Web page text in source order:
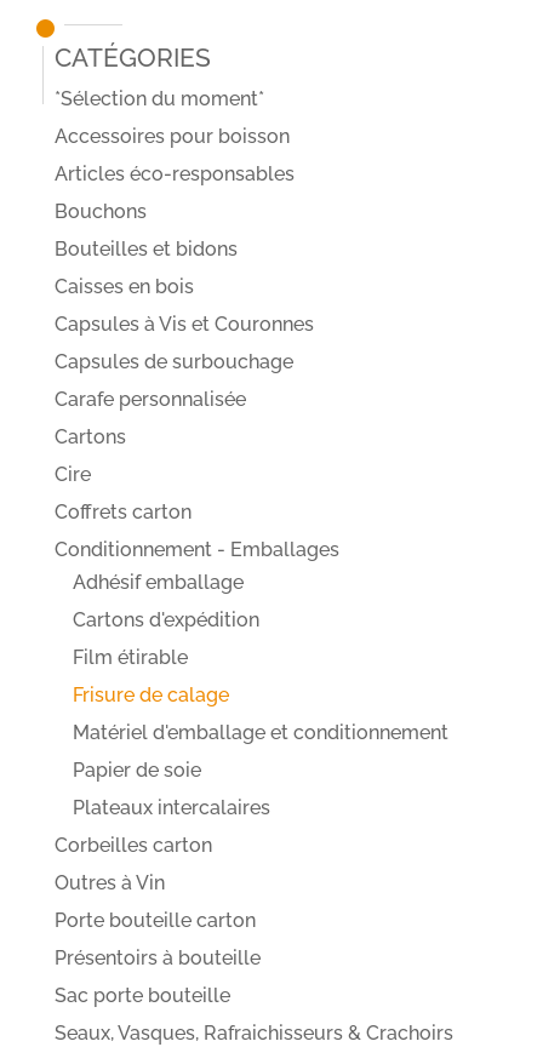
Catégories
*Sélection du moment*
Accessoires pour boisson
Articles éco-responsables
Bouchons
Bouteilles et bidons
Caisses en bois
Capsules à Vis et Couronnes
Capsules de surbouchage
Carafe personnalisée
Cartons
Cire
Coffrets carton
Conditionnement - Emballages
Adhésif emballage
Cartons d'expédition
Film étirable
Frisure de calage
Matériel d'emballage et conditionnement
Papier de soie
Plateaux intercalaires
Corbeilles carton
Outres à Vin
Porte bouteille carton
Présentoirs à bouteille
Sac porte bouteille
Seaux, Vasques, Rafraichisseurs & Crachoirs